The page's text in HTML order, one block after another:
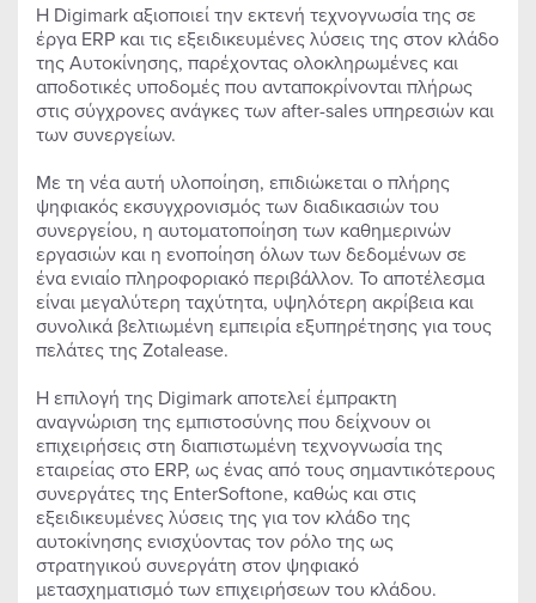
Η Digimark αξιοποιεί την εκτενή τεχνογνωσία της σε
έργα ERP και τις εξειδικευμένες λύσεις της στον κλάδο
της Αυτοκίνησης, παρέχοντας ολοκληρωμένες και
αποδοτικές υποδομές που ανταποκρίνονται πλήρως
στις σύγχρονες ανάγκες των after-sales υπηρεσιών και
των συνεργείων.
Με τη νέα αυτή υλοποίηση, επιδιώκεται ο πλήρης
ψηφιακός εκσυγχρονισμός των διαδικασιών του
συνεργείου, η αυτοματοποίηση των καθημερινών
εργασιών και η ενοποίηση όλων των δεδομένων σε
ένα ενιαίο πληροφοριακό περιβάλλον. Το αποτέλεσμα
είναι μεγαλύτερη ταχύτητα, υψηλότερη ακρίβεια και
συνολικά βελτιωμένη εμπειρία εξυπηρέτησης για τους
πελάτες της Zotalease.
Η επιλογή της Digimark αποτελεί έμπρακτη
αναγνώριση της εμπιστοσύνης που δείχνουν οι
επιχειρήσεις στη διαπιστωμένη τεχνογνωσία της
εταιρείας στο ERP, ως ένας από τους σημαντικότερους
συνεργάτες της EnterSoftone, καθώς και στις
εξειδικευμένες λύσεις της για τον κλάδο της
αυτοκίνησης ενισχύοντας τον ρόλο της ως
στρατηγικού συνεργάτη στον ψηφιακό
μετασχηματισμό των επιχειρήσεων του κλάδου.